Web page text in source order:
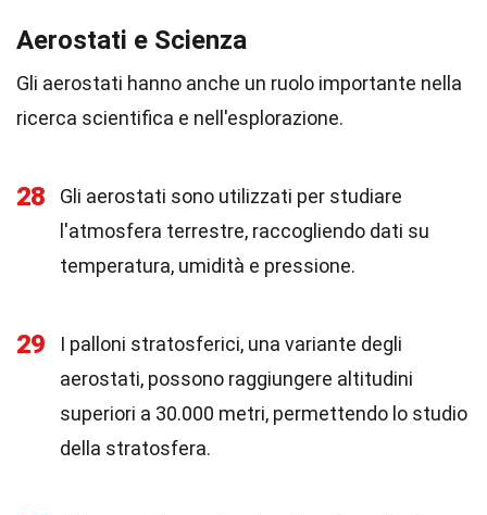
Aerostati e Scienza
Gli aerostati hanno anche un ruolo importante nella
ricerca scientifica e nell'esplorazione.
28
Gli aerostati sono utilizzati per studiare
l'atmosfera terrestre, raccogliendo dati su
temperatura, umidità e pressione.
29
I palloni stratosferici, una variante degli
aerostati, possono raggiungere altitudini
superiori a 30.000 metri, permettendo lo studio
della stratosfera.